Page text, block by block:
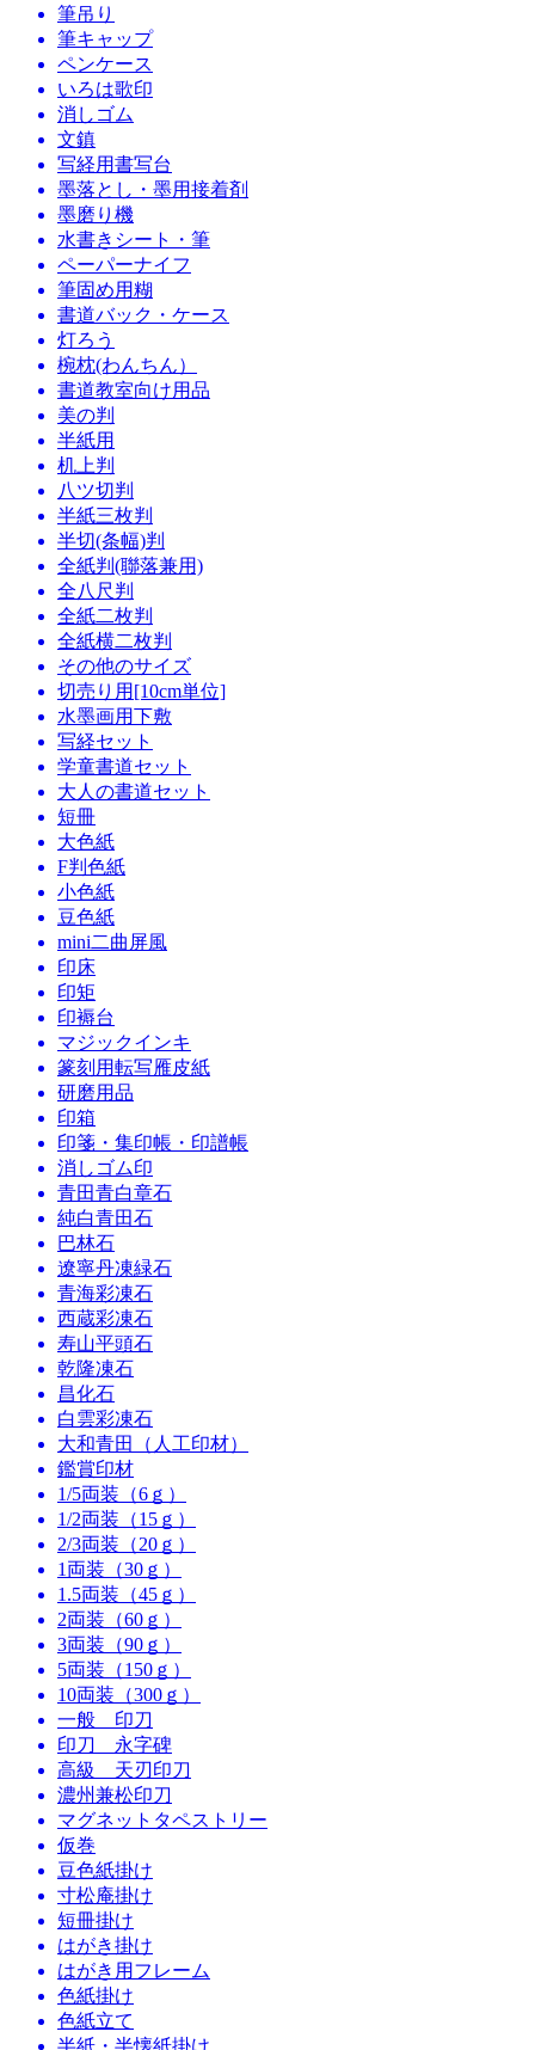
筆吊り
筆キャップ
ペンケース
いろは歌印
消しゴム
文鎮
写経用書写台
墨落とし・墨用接着剤
墨磨り機
水書きシート・筆
ペーパーナイフ
筆固め用糊
書道バック・ケース
灯ろう
椀枕(わんちん）
書道教室向け用品
美の判
半紙用
机上判
八ツ切判
半紙三枚判
半切(条幅)判
全紙判(聯落兼用)
全八尺判
全紙二枚判
全紙横二枚判
その他のサイズ
切売り用[10cm単位]
水墨画用下敷
写経セット
学童書道セット
大人の書道セット
短冊
大色紙
F判色紙
小色紙
豆色紙
mini二曲屏風
印床
印矩
印褥台
マジックインキ
篆刻用転写雁皮紙
研磨用品
印箱
印箋・集印帳・印譜帳
消しゴム印
青田青白章石
純白青田石
巴林石
遼寧丹凍緑石
青海彩凍石
西蔵彩凍石
寿山平頭石
乾隆凍石
昌化石
白雲彩凍石
大和青田（人工印材）
鑑賞印材
1/5両装（6ｇ）
1/2両装（15ｇ）
2/3両装（20ｇ）
1両装（30ｇ）
1.5両装（45ｇ）
2両装（60ｇ）
3両装（90ｇ）
5両装（150ｇ）
10両装（300ｇ）
一般 印刀
印刀 永字碑
高級 天刃印刀
濃州兼松印刀
マグネットタペストリー
仮巻
豆色紙掛け
寸松庵掛け
短冊掛け
はがき掛け
はがき用フレーム
色紙掛け
色紙立て
半紙・半懐紙掛け